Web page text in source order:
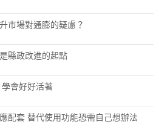
市場對通膨的疑慮？
縣政改進的起點
會好好活著
配套 替代使用功能恐需自己想辦法